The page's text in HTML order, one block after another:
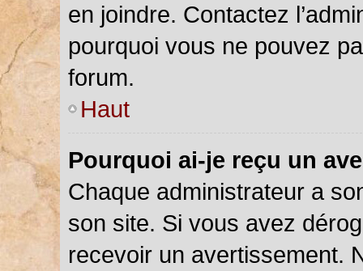
en joindre. Contactez
pourquoi vous ne pouvez
forum.
Haut
Pourquoi ai-je reçu un
Chaque administrateur a
son site. Si vous avez
recevoir un avertissement.